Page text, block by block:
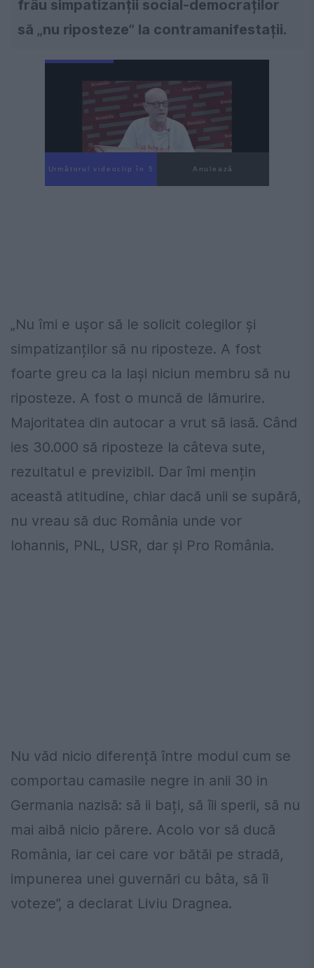
frâu simpatizanții social-democraților
să „nu riposteze” la contramanifestații.
Următorul videoclip în 4 Anulează
„Nu îmi e ușor să le solicit colegilor și
simpatizanților să nu riposteze. A fost
foarte greu ca la Iași niciun membru să nu
riposteze. A fost o muncă de lămurire.
Majoritatea din autocar a vrut să iasă. Când
ies 30.000 să riposteze la câteva sute,
rezultatul e previzibil. Dar îmi mențin
această atitudine, chiar dacă unii se supără,
nu vreau să duc România unde vor
Iohannis, PNL, USR, dar și Pro România.
Nu văd nicio diferență între modul cum se
comportau camasile negre in anii 30 in
Germania nazisă: să ii bați, să îii sperii, să nu
mai aibă nicio părere. Acolo vor să ducă
România, iar cei care vor bătăi pe stradă,
impunerea unei guvernări cu bâta, să îi
voteze”, a declarat Liviu Dragnea.